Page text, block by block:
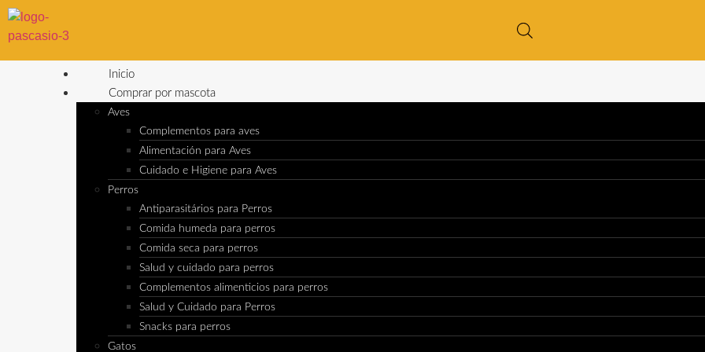
Inicio
Comprar por mascota
Aves
Complementos para aves
Alimentación para Aves
Cuidado e Higiene para Aves
Perros
Antiparasitários para Perros
Comida humeda para perros
Comida seca para perros
Salud y cuidado para perros
Complementos alimenticios para perros
Salud y Cuidado para Perros
Snacks para perros
Gatos